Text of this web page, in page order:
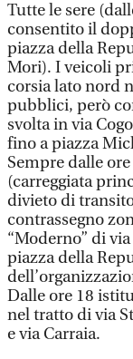
Tutte le sere
consentito il
piazza della
Mori). I veicoli
corsia lato nord
pubblici, però
svolta in via
fino a piazza
Sempre dalle
(carreggiata
divieto di
contrassegno
“Moderno” di
piazza della
Dalle ore 18
nel tratto di via
e via Carraia.